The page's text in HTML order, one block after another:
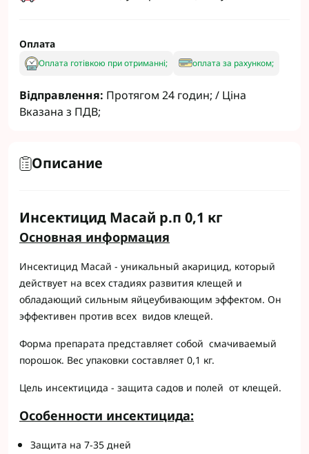
Оплата
Оплата готівкою при отриманні; оплата за рахунком;
Відправлення: Протягом 24 годин; / Ціна
Вказана з ПДВ;
Описание
Инсектицид Масай р.п 0,1 кг
Основная информация
Инсектицид Масай - уникальный акарицид, который
действует на всех стадиях развития клещей и
обладающий сильным яйцеубивающим эффектом. Он
эффективен против всех видов клещей.
Форма препарата представляет собой смачиваемый
порошок. Вес упаковки составляет 0,1 кг.
Цель инсектицида - защита садов и полей от клещей.
Особенности инсeктицидa:
Защита на 7-35 дней